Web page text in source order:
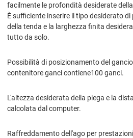
facilmente le profondità desiderate
È sufficiente inserire il tipo desiderato
della tenda e la larghezza finita
tutto da solo.
Possibilità di posizionamento del
contenitore ganci contiene100 ganci.
L'altezza desiderata della piega e la
calcolata dal computer.
Raffreddamento dell'ago per